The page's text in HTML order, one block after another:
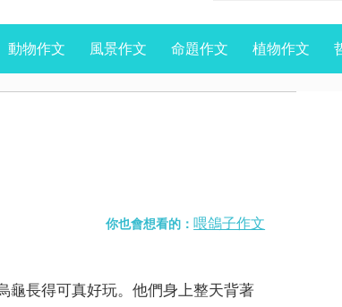
動物作文 風景作文 命題作文 植物作文
你也會想看的： 喂鴿子作文
龜長得可真好玩。他們身上整天背著